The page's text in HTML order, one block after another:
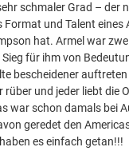
schmaler Grad – der
und Talent eines
hat. Armel war
für ihm von
bescheidener
und jeder liebt die
war schon damals bei
geredet den
es einfach getan!!!